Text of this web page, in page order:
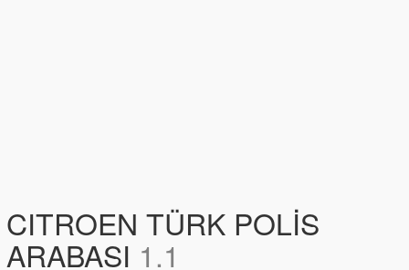
CITROEN TÜRK POLİS
ARABASI 1.1